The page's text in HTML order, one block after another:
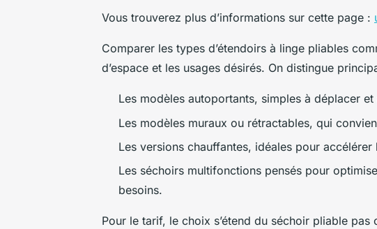
Vous trouverez plus d’informations sur cette page :
Comparer les types d’étendoirs à linge pliables
d’espace et les usages désirés. On distingue
Les modèles autoportants, simples à déplacer
Les modèles muraux ou rétractables, qui
Les versions chauffantes, idéales pour
Les séchoirs multifonctions pensés pour
besoins.
Pour le tarif, le choix s’étend du séchoir pliable